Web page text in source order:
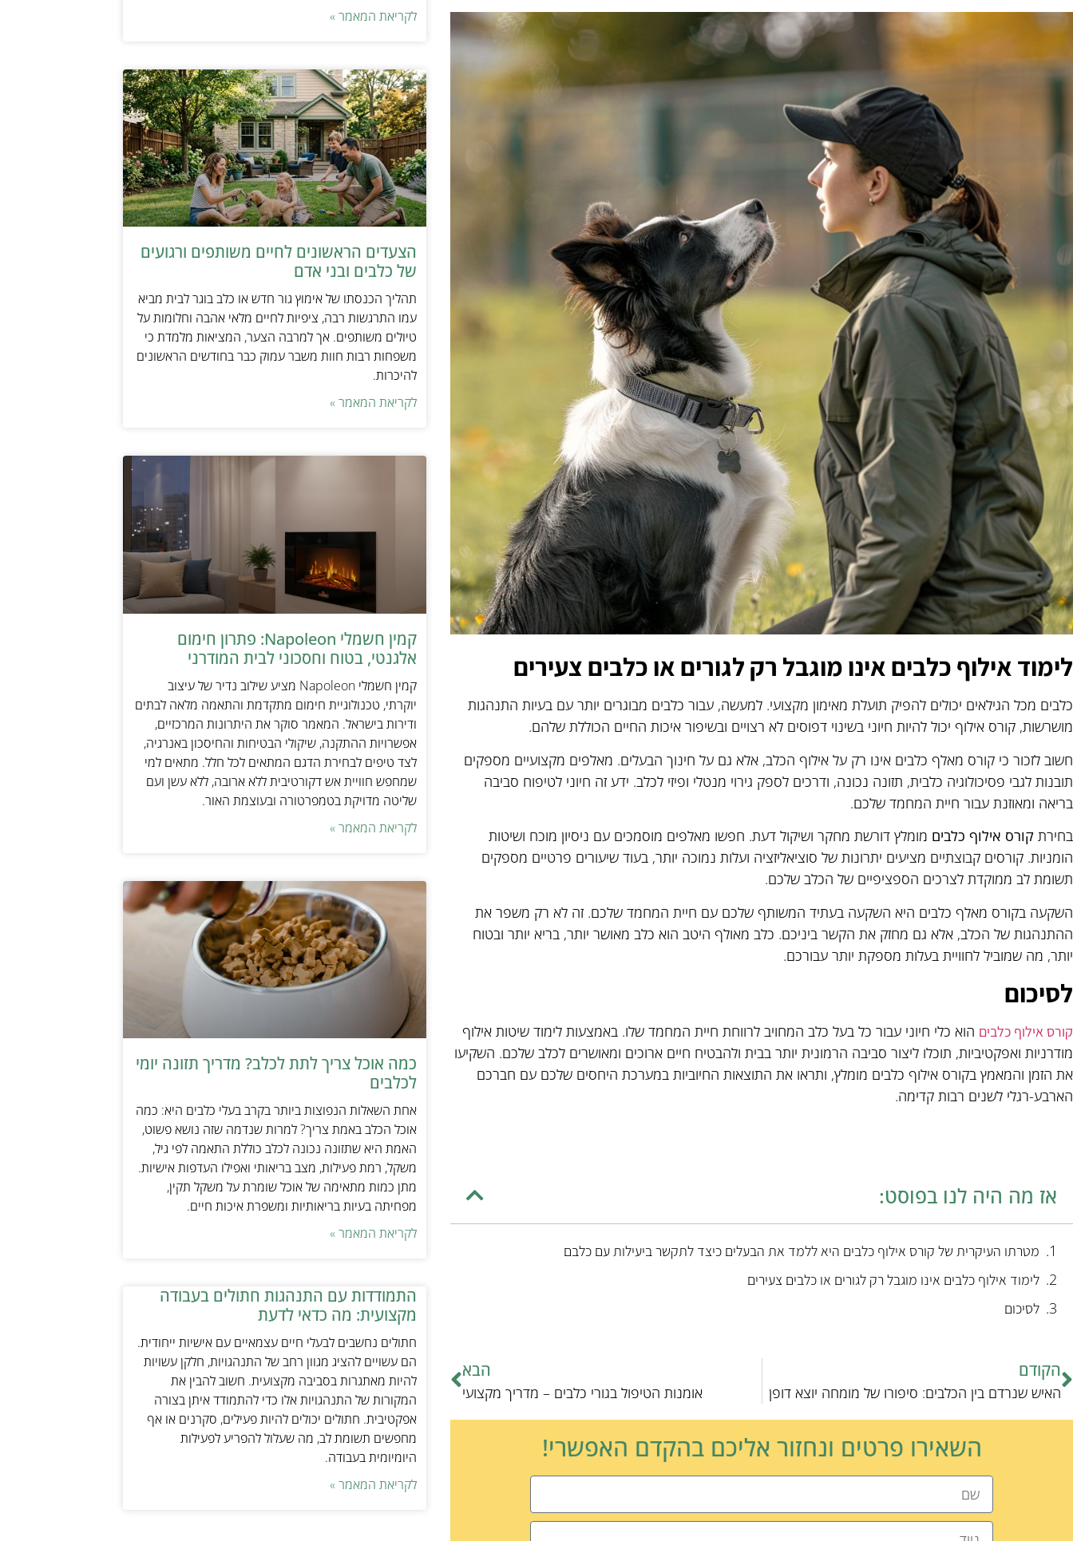
לימוד אילוף כלבים אינו מוגבל רק לגורים או כלבים צעירים
כלבים מכל הגילאים יכולים להפיק תועלת מאימון מקצועי. למעשה, עבור כלבים מבוגרים יותר עם בעיות התנהגות
מושרשות, קורס אילוף יכול להיות חיוני בשינוי דפוסים לא רצויים ובשיפור איכות החיים הכוללת שלהם.
חשוב לזכור כי קורס מאלף כלבים אינו רק על אילוף הכלב, אלא גם על חינוך הבעלים. מאלפים מקצועיים מספקים
תובנות לגבי פסיכולוגיה כלבית, תזונה נכונה, ודרכים לספק גירוי מנטלי ופיזי לכלב. ידע זה חיוני לטיפוח סביבה
בריאה ומאוזנת עבור חיית המחמד שלכם.
בחירת קורס אילוף כלבים מומלץ דורשת מחקר ושיקול דעת. חפשו מאלפים מוסמכים עם ניסיון מוכח ושיטות
הומניות. קורסים קבוצתיים מציעים יתרונות של סוציאליזציה ועלות נמוכה יותר, בעוד שיעורים פרטיים מספקים
תשומת לב ממוקדת לצרכים הספציפיים של הכלב שלכם.
השקעה בקורס מאלף כלבים היא השקעה בעתיד המשותף שלכם עם חיית המחמד שלכם. זה לא רק משפר את
ההתנהגות של הכלב, אלא גם מחזק את הקשר ביניכם. כלב מאולף היטב הוא כלב מאושר יותר, בריא יותר ובטוח
יותר, מה שמוביל לחוויית בעלות מספקת יותר עבורכם.
לסיכום
קורס אילוף כלבים הוא כלי חיוני עבור כל בעל כלב המחויב לרווחת חיית המחמד שלו. באמצעות לימוד שיטות אילוף
מודרניות ואפקטיביות, תוכלו ליצור סביבה הרמונית יותר בבית ולהבטיח חיים ארוכים ומאושרים לכלב שלכם. השקיעו
את הזמן והמאמץ בקורס אילוף כלבים מומלץ, ותראו את התוצאות החיוביות במערכת היחסים שלכם עם חברכם
הארבע-רגלי לשנים רבות קדימה.
אז מה היה לנו בפוסט:
מטרתו העיקרית של קורס אילוף כלבים היא ללמד את הבעלים כיצד לתקשר ביעילות עם כלבם
לימוד אילוף כלבים אינו מוגבל רק לגורים או כלבים צעירים
לסיכום
הקודם
האיש שנרדם בין הכלבים: סיפורו של מומחה יוצא דופן
הבא
אומנות הטיפול בגורי כלבים – מדריך מקצועי
השאירו פרטים ונחזור אליכם בהקדם האפשרי!
לקריאת המאמר »
הצעדים הראשונים לחיים משותפים ורגועים
של כלבים ובני אדם
תהליך הכנסתו של אימוץ גור חדש או כלב בוגר לבית מביא
עמו התרגשות רבה, ציפיות לחיים מלאי אהבה וחלומות על
טיולים משותפים. אך למרבה הצער, המציאות מלמדת כי
משפחות רבות חוות משבר עמוק כבר בחודשים הראשונים
להיכרות.
לקריאת המאמר »
קמין חשמלי Napoleon: פתרון חימום
אלגנטי, בטוח וחסכוני לבית המודרני
קמין חשמלי Napoleon מציע שילוב נדיר של עיצוב
יוקרתי, טכנולוגיית חימום מתקדמת והתאמה מלאה לבתים
ודירות בישראל. המאמר סוקר את היתרונות המרכזיים,
אפשרויות ההתקנה, שיקולי הבטיחות והחיסכון באנרגיה,
לצד טיפים לבחירת הדגם המתאים לכל חלל. מתאים למי
שמחפש חוויית אש דקורטיבית ללא ארובה, ללא עשן ועם
שליטה מדויקת בטמפרטורה ובעוצמת האור.
לקריאת המאמר »
כמה אוכל צריך לתת לכלב? מדריך תזונה יומי
לכלבים
אחת השאלות הנפוצות ביותר בקרב בעלי כלבים היא: כמה
אוכל הכלב באמת צריך? למרות שנדמה שזה נושא פשוט,
האמת היא שתזונה נכונה לכלב כוללת התאמה לפי גיל,
משקל, רמת פעילות, מצב בריאותי ואפילו העדפות אישיות.
מתן כמות מתאימה של אוכל שומרת על משקל תקין,
מפחיתה בעיות בריאותיות ומשפרת איכות חיים.
לקריאת המאמר »
התמודדות עם התנהגות חתולים בעבודה
מקצועית: מה כדאי לדעת
חתולים נחשבים לבעלי חיים עצמאיים עם אישיות ייחודית.
הם עשויים להציג מגוון רחב של התנהגויות, חלקן עשויות
להיות מאתגרות בסביבה מקצועית. חשוב להבין את
המקורות של התנהגויות אלו כדי להתמודד איתן בצורה
אפקטיבית. חתולים יכולים להיות פעילים, סקרנים או אף
מחפשים תשומת לב, מה שעלול להפריע לפעילות
היומיומית בעבודה.
לקריאת המאמר »